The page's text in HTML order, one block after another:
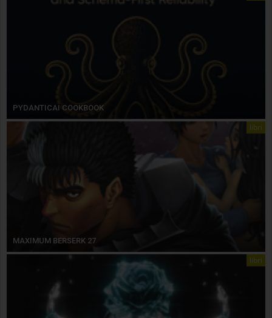
PYDANTICAI COOKBOOK
libri
MAXIMUM BERSERK 27
libri